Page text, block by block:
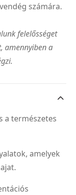
számára.
felelősséget
amennyiben a
a természetes
amelyek